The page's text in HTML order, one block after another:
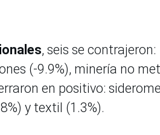
, seis se
(-9.9%), minería no
en positivo:
y textil (1.3%).